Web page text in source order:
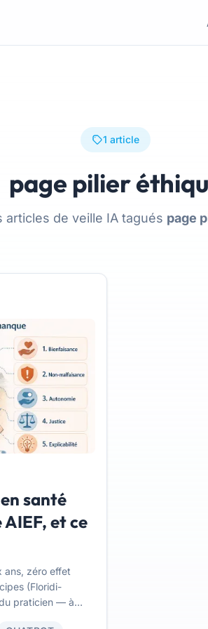
1 article
page pilier
articles de veille IA tagués page
santé
et ce
ans, zéro effet
(Floridi-
praticien — à